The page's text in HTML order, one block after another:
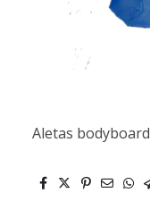
Aletas bodyboard